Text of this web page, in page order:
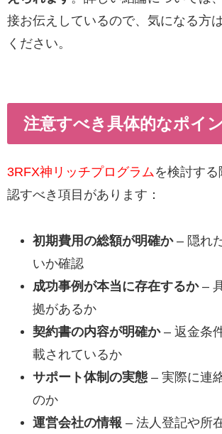
接お伝えしているので、気になる方
ください。
注意すべき具体的なポイ
3RFX神リッチプログラム を検討す
認すべき項目があります：
初期費用の総額が明確か– 隠れ
いか確認
成功事例が本当に存在するか–
拠があるか
契約書の内容が明確か– 返金条
載されているか
サポート体制の実態 – 実際に連
のか
運営会社の情報 – 法人登記や所